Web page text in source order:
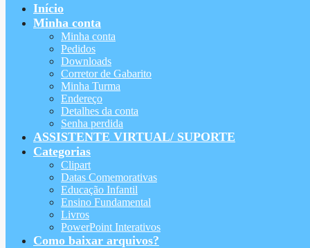
Início
Minha conta
Minha conta
Pedidos
Downloads
Corretor de Gabarito
Minha Turma
Endereço
Detalhes da conta
Senha perdida
ASSISTENTE VIRTUAL/ SUPORTE
Categorias
Clipart
Datas Comemorativas
Educação Infantil
Ensino Fundamental
Livros
PowerPoint Interativos
Como baixar arquivos?